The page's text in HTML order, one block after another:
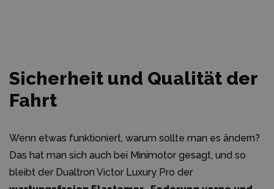
Sicherheit und Qualität der
Fahrt
Wenn etwas funktioniert, warum sollte man es ändern?
Das hat man sich auch bei Minimotor gesagt, und so
bleibt der Dualtron Victor Luxury Pro der